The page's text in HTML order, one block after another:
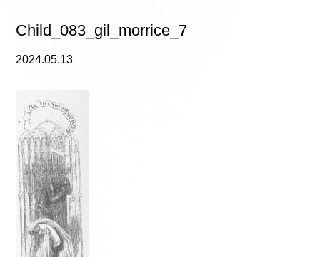
Child_083_gil_morrice_7
2024.05.13